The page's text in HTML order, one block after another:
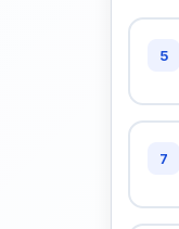
5
7